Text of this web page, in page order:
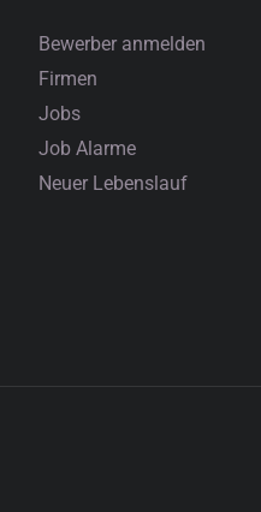
Bewerber anmelden
Firmen
Jobs
Job Alarme
Neuer Lebenslauf